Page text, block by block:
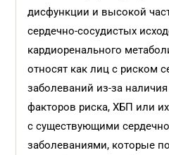
дисфункции и высокой
сердечно-сосудистых
кардиоренального
относят как лиц с риском
заболеваний из-за
факторов риска, ХБП или
с существующими
заболеваниями, которые